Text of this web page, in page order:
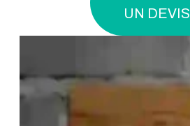
UN DEVIS